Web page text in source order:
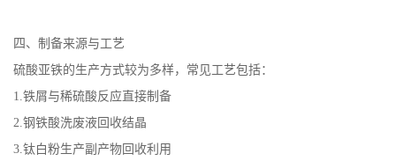
四、制备来源与工艺
硫酸亚铁的生产方式较为多样，常见工艺包括：
1.铁屑与稀硫酸反应直接制备
2.钢铁酸洗废液回收结晶
3.钛白粉生产副产物回收利用